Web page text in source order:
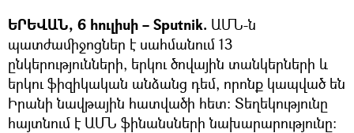
ԵՐԵՎԱՆ, 6 հուլիսի – Sputnik. ԱՄՆ-ն
պատժամիջոցներ է սահմանում 13
ընկերությունների, երկու ծովային տանկերների և
երկու ֆիզիկական անձանց դեմ, որոնք կապված են
Իրանի նավթային հատվածի հետ: Տեղեկությունը
հայտնում է ԱՄՆ ֆինանսների նախարարությունը։